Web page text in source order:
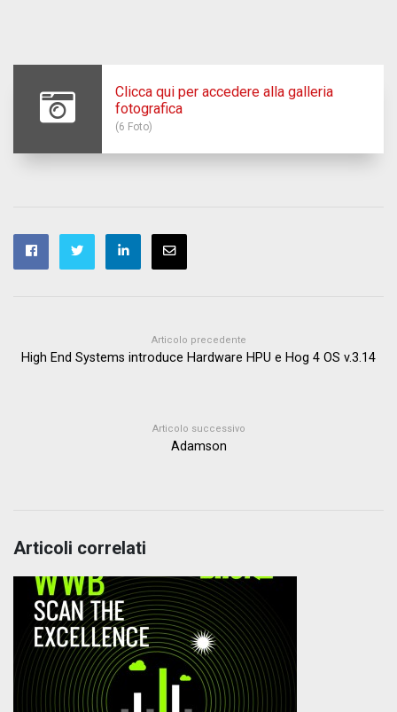
Clicca qui per accedere alla galleria
fotografica
(6 Foto)
Articolo precedente
High End Systems introduce Hardware HPU e Hog 4 OS v.3.14
Articolo successivo
Adamson
Articoli correlati